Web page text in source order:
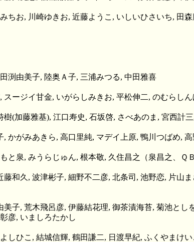
お, 川崎ゆきお, 近藤ようこ, いしいひさいち, 田森
渕由美子, 陸奥Ａ子, 三浦みつる, 中田雅喜
ージイ甘金, いがらしみきお, 平松伸二, のむらしん
(加藤雅基), 江口寿史, 石坂啓, さべあのま, 宮西計
がみあきら, 高口里純, マデイ上原, 鴨川つばめ,
泉, みうらじゅん, 根本敬, 久住昌之（泉昌之、Ｑ
和久, 波津彬子, 細野不二彦, 北条司, 池野恋, 片山
子, 荒木飛呂彦, 伊藤結花理, 御茶漬海苔, 菊池とし
彦, いましろたかし
ひこ, 結城信輝, 鶴田謙二, 日渡早紀, ふくやまけ